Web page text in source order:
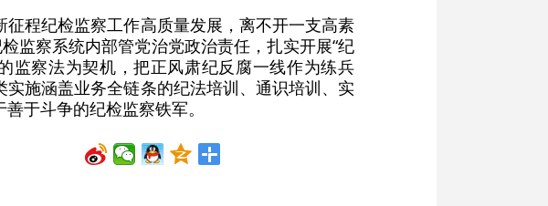
程纪检监察工作高质量发展，离不开一支高素
监察系统内部管党治党政治责任，扎实开展“纪
监察法为契机，把正风肃纪反腐一线作为练兵
施涵盖业务全链条的纪法培训、通识培训、实
于斗争的纪检监察铁军。